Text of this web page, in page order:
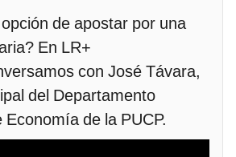
de apostar por una
En LR+
con José Távara,
del Departamento
de la PUCP.